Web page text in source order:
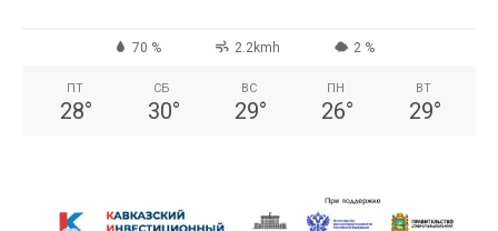
70 % 2.2kmh 2 %
ПТ
28°
СБ
30°
ВС
29°
ПН
26°
ВТ
29°